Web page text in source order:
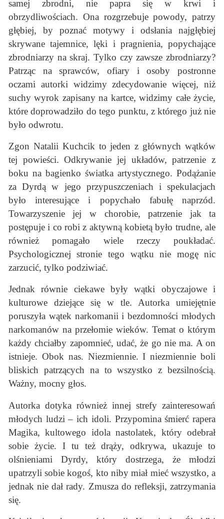
samej zbrodni, nie papra się w krwi i
obrzydliwościach. Ona rozgrzebuje powody, patrzy
głębiej, by poznać motywy i odsłania najgłębiej
skrywane tajemnice, lęki i pragnienia, popychające
zbrodniarzy na skraj. Tylko czy zawsze zbrodniarzy?
Patrząc na sprawców, ofiary i osoby postronne
oczami autorki widzimy zdecydowanie więcej, niż
suchy wyrok zapisany na kartce, widzimy całe życie,
które doprowadziło do tego punktu, z którego już nie
było odwrotu.
Zgon Natalii Kuchcik to jeden z głównych wątków
tej powieści. Odkrywanie jej układów, patrzenie z
boku na bagienko światka artystycznego. Podążanie
za Dyrdą w jego przypuszczeniach i spekulacjach
było interesujące i popychało fabułę naprzód.
Towarzyszenie jej w chorobie, patrzenie jak ta
postępuje i co robi z aktywną kobietą było trudne, ale
również pomagało wiele rzeczy poukładać.
Psychologicznej stronie tego wątku nie mogę nic
zarzucić, tylko podziwiać.
Jednak równie ciekawe były wątki obyczajowe i
kulturowe dziejące się w tle. Autorka umiejętnie
poruszyła wątek narkomanii i bezdomności młodych
narkomanów na przełomie wieków. Temat o którym
każdy chciałby zapomnieć, udać, że go nie ma. A on
istnieje. Obok nas. Niezmiennie. I niezmiennie boli
bliskich patrzących na to wszystko z bezsilnością.
Ważny, mocny głos.
Autorka dotyka również innej strefy zainteresowań
młodych ludzi – ich idoli. Przypomina śmierć rapera
Magika, kultowego idola nastolatek, który odebrał
sobie życie. I tu też drąży, odkrywa, ukazuje to
olśnieniami Dyrdy, który dostrzega, że młodzi
upatrzyli sobie kogoś, kto niby miał mieć wszystko, a
jednak nie dał rady. Zmusza do refleksji, zatrzymania
się.